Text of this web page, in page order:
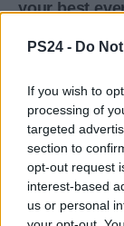
PS24 - Do
If you wish to
processing of
targeted
section to
opt-out request
interest-based
us or personal